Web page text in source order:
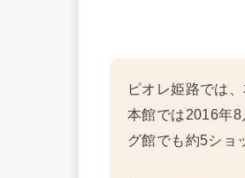
ピオレ姫路では
本館では2016年
グ館でも約5ショ